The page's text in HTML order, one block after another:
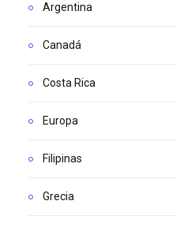
Argentina
Canadá
Costa Rica
Europa
Filipinas
Grecia